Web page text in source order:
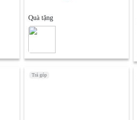
Quà tặng
Trả góp